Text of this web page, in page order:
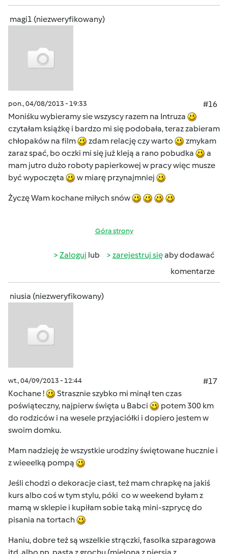
magi1 (niezweryfikowany)
pon., 04/08/2013 - 19:33
#16
Moniśku wybieramy sie wszyscy razem na Intruza
czytałam książkę i bardzo mi się podobała, teraz zabieram
chłopaków na film
zdam relację czy warto
zmykam
zaraz spać, bo oczki mi się już kleją a rano pobudka
a
mam jutro dużo roboty papierkowej w pracy więc musze
być wypoczęta
w miarę przynajmniej
Życzę Wam kochane miłych snów
Góra strony
Zaloguj lub zarejestruj sięaby dodawać
komentarze
niusia (niezweryfikowany)
wt., 04/09/2013 - 12:44
#17
Kochane !
Strasznie szybko mi minął ten czas
poświąteczny, najpierw święta u Babci
potem 300 km
do rodziców i na wesele przyjaciółki i dopiero jestem w
swoim domku.
Mam nadzieję że wszystkie urodziny świętowane hucznie i
z wieeelką pompą
Jeśli chodzi o dekoracje ciast, też mam chrapkę na jakiś
kurs albo coś w tym stylu, póki co w weekend byłam z
mamą w sklepie i kupiłam sobie taką mini-szprycę do
pisania na tortach
Haniu, dobre też są wszelkie strączki, fasolka szparagowa